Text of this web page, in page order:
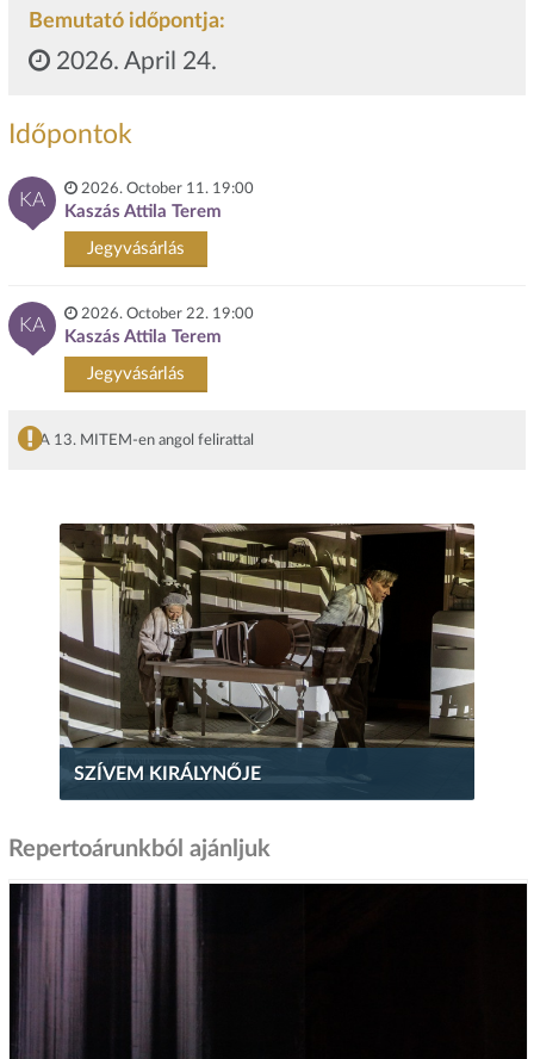
Bemutató időpontja:
2026. April 24.
Időpontok
KA
2026. October 11. 19:00
Kaszás Attila Terem
Jegyvásárlás
KA
2026. October 22. 19:00
Kaszás Attila Terem
Jegyvásárlás
A 13. MITEM-en angol felirattal
SZÍVEM KIRÁLYNŐJE
Repertoárunkból ajánljuk